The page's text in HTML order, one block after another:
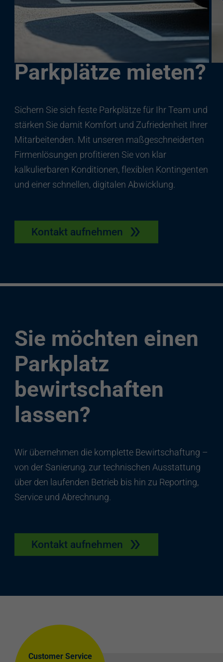
Sie möchten für
Ihre Mitarbeitende
Parkplätze mieten?
Sichern Sie sich feste Parkplätze für Ihr Team und
stärken Sie damit Komfort und Zufriedenheit Ihrer
Mitarbeitenden. Mit unseren maßgeschneiderten
Firmenlösungen profitieren Sie von klar
kalkulierbaren Konditionen, flexiblen Kontingenten
und einer schnellen, digitalen Abwicklung.
Kontakt aufnehmen
Sie möchten einen
Parkplatz
bewirtschaften
lassen?
Wir übernehmen die komplette Bewirtschaftung –
von der Sanierung, zur technischen Ausstattung
über den laufenden Betrieb bis hin zu Reporting,
Service und Abrechnung.
Kontakt aufnehmen
Customer Service